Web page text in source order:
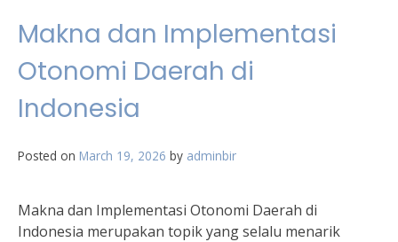
Makna dan Implementasi
Otonomi Daerah di
Indonesia
Posted on March 19, 2026 by adminbir
Makna dan Implementasi Otonomi Daerah di
Indonesia merupakan topik yang selalu menarik